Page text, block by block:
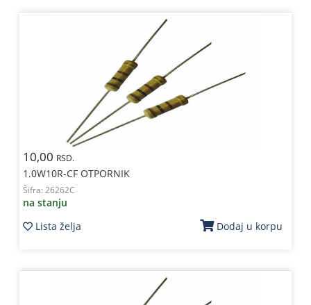
10,00 RSD.
1.0W10R-CF OTPORNIK
Šifra: 26262C
na stanju
Lista želja
Dodaj u korpu